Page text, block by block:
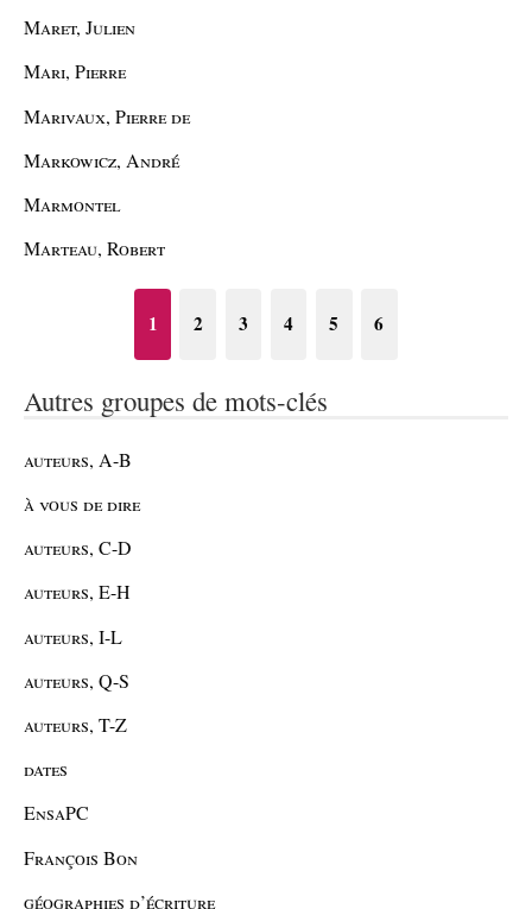
Maret, Julien
Mari, Pierre
Marivaux, Pierre de
Markowicz, André
Marmontel
Marteau, Robert
1 2 3 4 5 6
Autres groupes de mots-clés
auteurs, A-B
à vous de dire
auteurs, C-D
auteurs, E-H
auteurs, I-L
auteurs, Q-S
auteurs, T-Z
dates
EnsaPC
François Bon
géographies d’écriture